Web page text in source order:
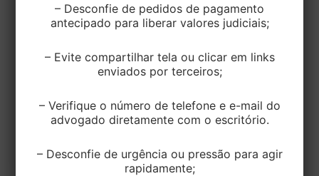
TRIBUTÁRIO
Regulamentado o Acordo Gaúcho por
17 de julho de 2025
Foi assinado nesta segunda-feira, dia 14 de julho, o
decreto que regulamenta o ACORDO GAÚCHO,
– Desconfie de pedidos de pagamento
antecipado para liberar valores judiciais;
– Evite compartilhar tela ou clicar em links
enviados por terceiros;
– Verifique o número de telefone e e-mail do
advogado diretamente com o escritório.
– Desconfie de urgência ou pressão para agir
rapidamente;